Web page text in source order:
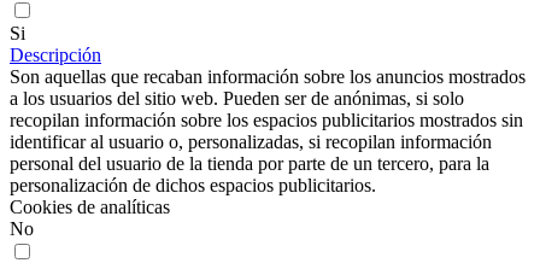
Si
Descripción
Son aquellas que recaban información sobre los anuncios mostrados
a los usuarios del sitio web. Pueden ser de anónimas, si solo
recopilan información sobre los espacios publicitarios mostrados sin
identificar al usuario o, personalizadas, si recopilan información
personal del usuario de la tienda por parte de un tercero, para la
personalización de dichos espacios publicitarios.
Cookies de analíticas
No